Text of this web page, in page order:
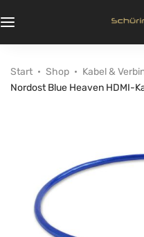
Start Shop Kabel &
Nordost Blue Heaven HDMI-